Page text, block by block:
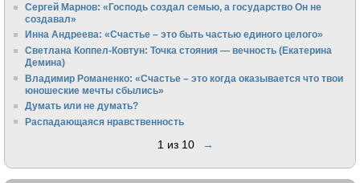
Сергей Марнов: «Господь создал семью, а государство Он не
создавал»
Инна Андреева: «Счастье – это быть частью единого целого»
Светлана Коппел-Ковтун: Точка стояния — вечность (Екатерина
Демина)
Владимир Романенко: «Счастье – это когда оказывается что твои
юношеские мечты сбылись»
Думать или не думать?
Распадающаяся нравственность
1 из 10 →